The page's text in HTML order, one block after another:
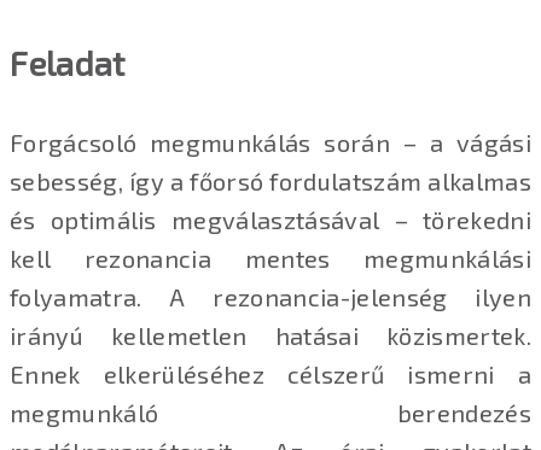
Feladat
Forgácsoló megmunkálás során – a vágási
sebesség, így a főorsó fordulatszám alkalmas
és optimális megválasztásával – törekedni
kell rezonancia mentes megmunkálási
folyamatra. A rezonancia-jelenség ilyen
irányú kellemetlen hatásai közismertek.
Ennek elkerüléséhez célszerű ismerni a
megmunkáló berendezés